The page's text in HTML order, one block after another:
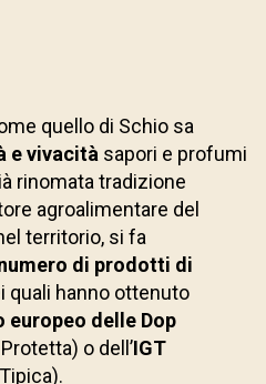
quello di Schio sa
e vivacità sapori e profumi
rinomata tradizione
agroalimentare del
territorio, si fa
di prodotti di
quali hanno ottenuto
delle Dop
o dell’IGT